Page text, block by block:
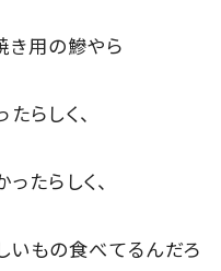
き用の鰺やら
らしく、
たらしく、
いもの食べてるんだろ